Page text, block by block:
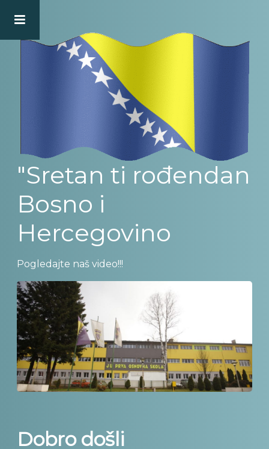
"Sretan ti rođendan
Bosno i
Hercegovino
Pogledajte naš video!!!
Dobro došli